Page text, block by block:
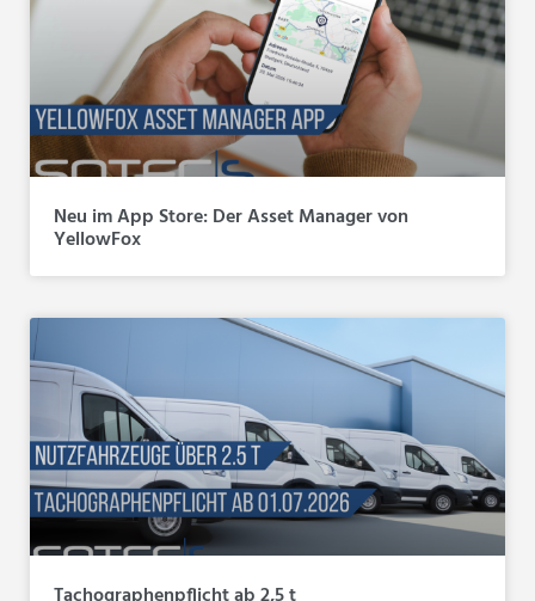
Neu im App Store: Der Asset Manager von
YellowFox